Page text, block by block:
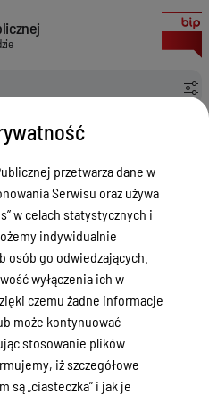
przyczep, TAXI, L , VAT, PIT, CIT i
Powiatowego w Ostródzie
i Transportu
CIT i założenie instalacji gazowej
Wydział
przetwarza dane w
Serwisu oraz używa
w celach statystycznych i
indywidualnie
osób go odwiedzających.
wyłączenia ich w
czemu żadne informacje
może kontynuować
stosowanie plików
iż szczegółowe
są „ciasteczka” i jak je